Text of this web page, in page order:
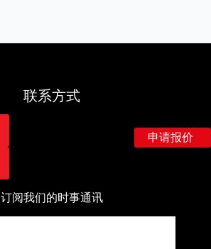
申请报价
联系方式
订阅我们的时事通讯